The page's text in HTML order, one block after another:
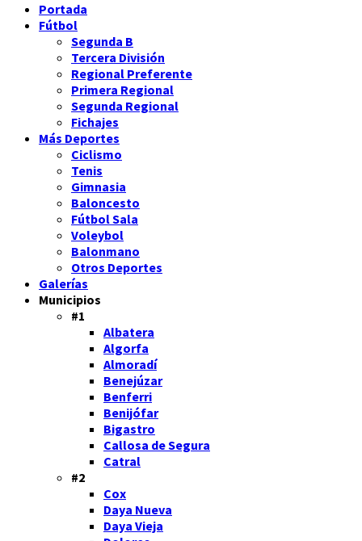
Portada
Fútbol
Segunda B
Tercera División
Regional Preferente
Primera Regional
Segunda Regional
Fichajes
Más Deportes
Ciclismo
Tenis
Gimnasia
Baloncesto
Fútbol Sala
Voleybol
Balonmano
Otros Deportes
Galerías
Municipios
#1
Albatera
Algorfa
Almoradí
Benejúzar
Benferri
Benijófar
Bigastro
Callosa de Segura
Catral
#2
Cox
Daya Nueva
Daya Vieja